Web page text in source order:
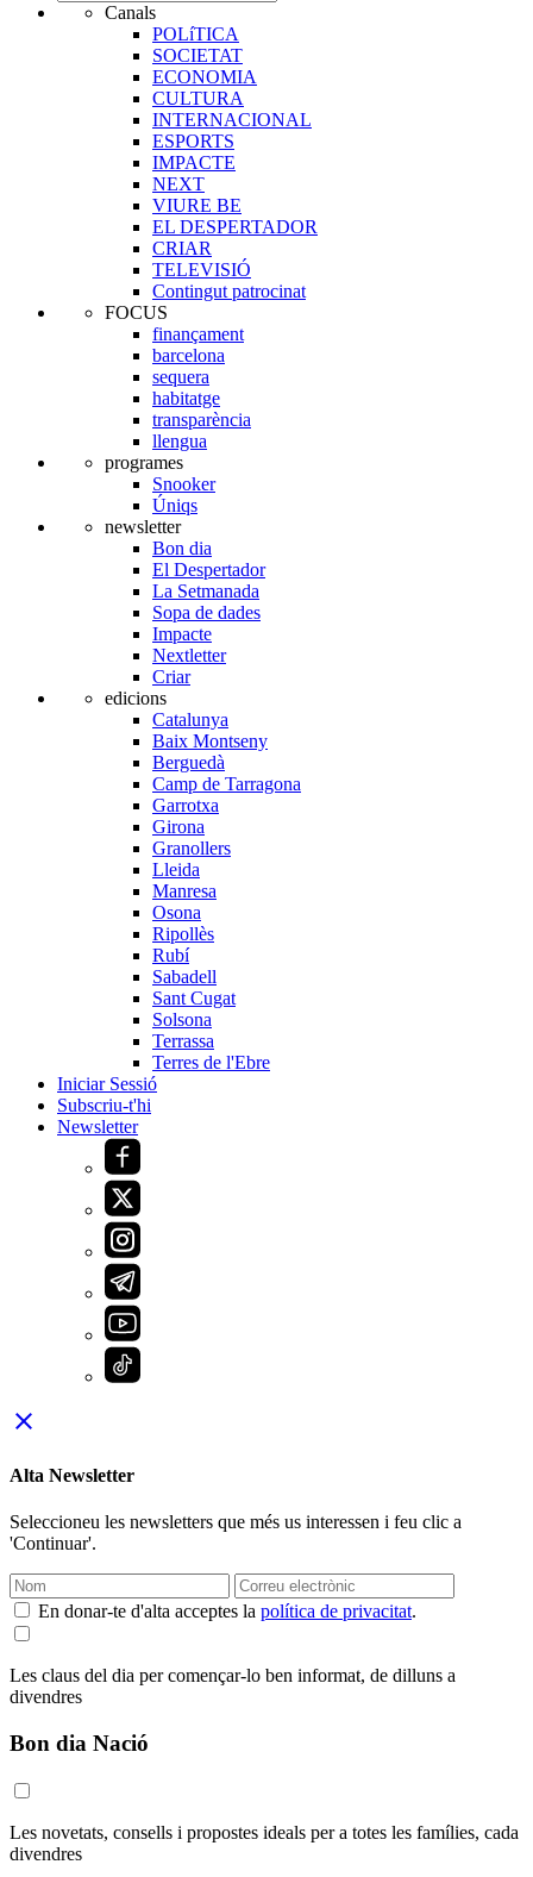
Canals
POLíTICA
SOCIETAT
ECONOMIA
CULTURA
INTERNACIONAL
ESPORTS
IMPACTE
NEXT
VIURE BE
EL DESPERTADOR
CRIAR
TELEVISIÓ
Contingut patrocinat
FOCUS
finançament
barcelona
sequera
habitatge
transparència
llengua
programes
Snooker
Úniqs
newsletter
Bon dia
El Despertador
La Setmanada
Sopa de dades
Impacte
Nextletter
Criar
edicions
Catalunya
Baix Montseny
Berguedà
Camp de Tarragona
Garrotxa
Girona
Granollers
Lleida
Manresa
Osona
Ripollès
Rubí
Sabadell
Sant Cugat
Solsona
Terrassa
Terres de l'Ebre
Iniciar Sessió
Subscriu-t'hi
Newsletter
close
Alta Newsletter
Seleccioneu les newsletters que més us interessen i feu clic a
'Continuar'.
En donar-te d'alta acceptes la política de privacitat.
Les claus del dia per començar-lo ben informat, de dilluns a
divendres
Bon dia Nació
Les novetats, consells i propostes ideals per a totes les famílies, cada
divendres